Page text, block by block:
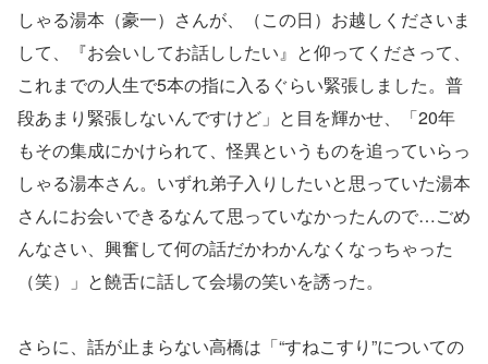
しゃる湯本（豪一）さんが、（この日）お越しくださいま
して、『お会いしてお話ししたい』と仰ってくださって、
これまでの人生で5本の指に入るぐらい緊張しました。普
段あまり緊張しないんですけど」と目を輝かせ、「20年
もその集成にかけられて、怪異というものを追っていらっ
しゃる湯本さん。いずれ弟子入りしたいと思っていた湯本
さんにお会いできるなんて思っていなかったんので…ごめ
んなさい、興奮して何の話だかわかんなくなっちゃった
（笑）」と饒舌に話して会場の笑いを誘った。
さらに、話が止まらない高橋は「“すねこすり”についての